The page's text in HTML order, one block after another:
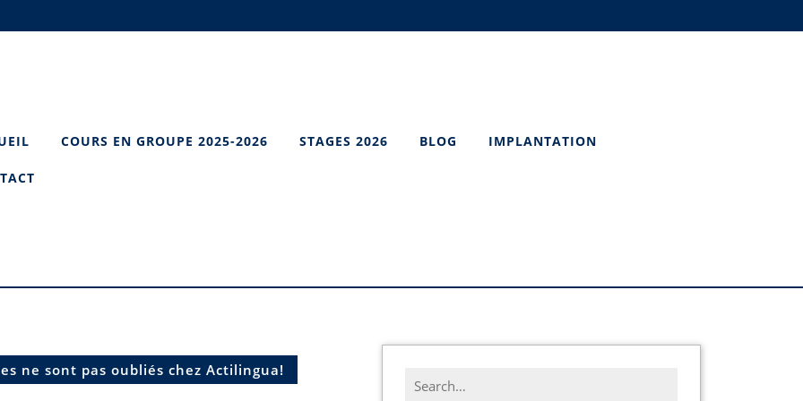
COURS EN GROUPE 2025-2026 STAGES 2026 BLOG IMPLANTATION
ne sont pas oubliés chez Actilingua!
Search
for: